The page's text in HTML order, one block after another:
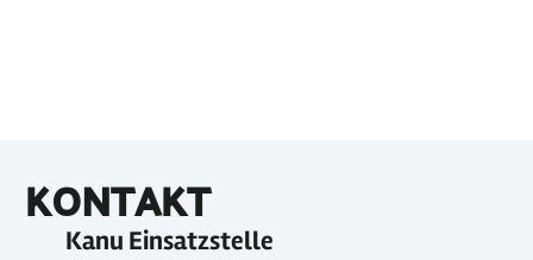
KONTAKT
Kanu Einsatzstelle